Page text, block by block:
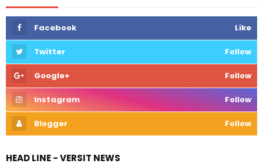
Facebook Like
Twitter Follow
Google+ Follow
Instagram Follow
Blogger Follow
HEAD LINE - VERSIT NEWS